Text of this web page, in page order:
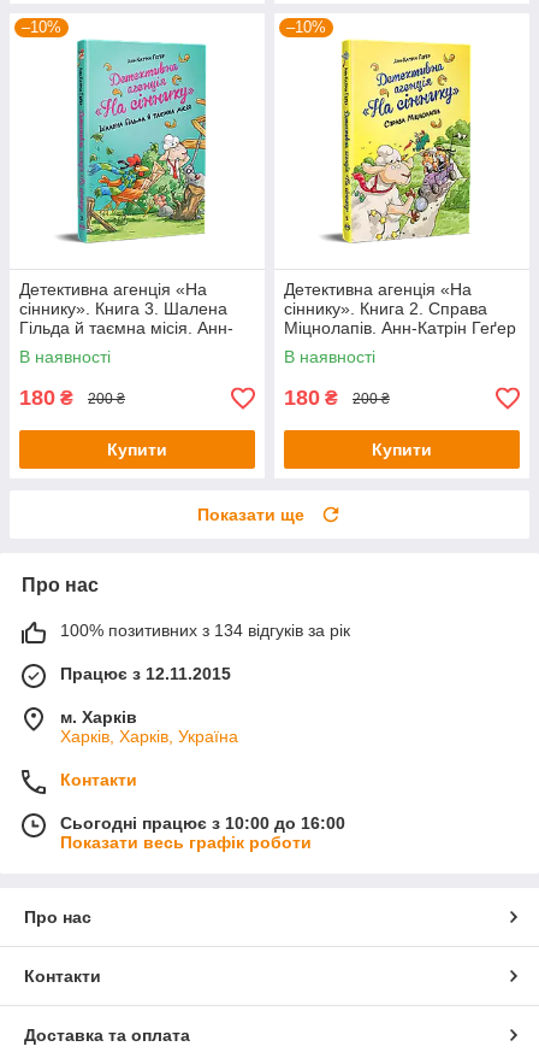
–10%
Детективна агенція «На
сіннику». Книга 3. Шалена
Гільда й таємна місія. Анн-
Катрін Геґер
В наявності
180 ₴ 200 ₴
Купити
–10%
Детективна агенція «На
сіннику». Книга 2. Справа
Міцнолапів. Анн-Катрін Геґер
В наявності
180 ₴ 200 ₴
Купити
Показати ще
Про нас
100% позитивних з 134 відгуків за рік
Працює з 12.11.2015
м. Харків
Харків, Харків, Україна
Контакти
Сьогодні працює з 10:00 до 16:00
Показати весь графік роботи
Про нас
Контакти
Доставка та оплата